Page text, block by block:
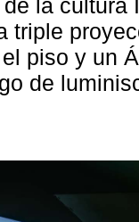
la
triple
piso y un
de